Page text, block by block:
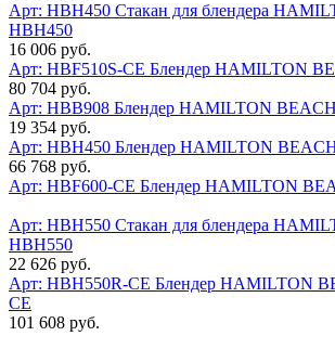
Арт: HBH450 Стакан для блендера
HBH450
16 006 руб.
Арт: HBF510S-CE Блендер HAMILTON
80 704 руб.
Арт: HBB908 Блендер HAMILTON
19 354 руб.
Арт: HBH450 Блендер HAMILTON
66 768 руб.
Арт: HBF600-CE Блендер HAMILTON
Арт: HBH550 Стакан для блендера
HBH550
22 626 руб.
Арт: HBH550R-CE Блендер HAMILTON
CE
101 608 руб.